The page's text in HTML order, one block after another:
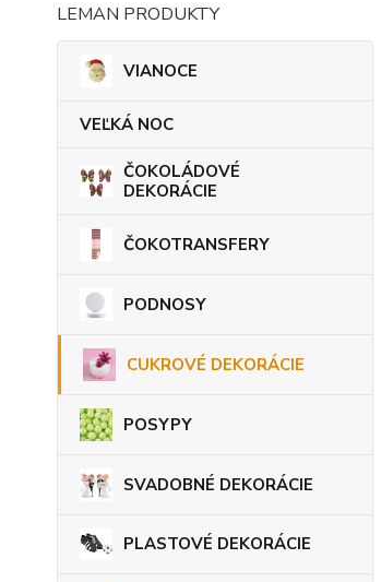
LEMAN PRODUKTY
VIANOCE
VEĽKÁ NOC
ČOKOLÁDOVÉ
DEKORÁCIE
ČOKOTRANSFERY
PODNOSY
CUKROVÉ DEKORÁCIE
POSYPY
SVADOBNÉ DEKORÁCIE
PLASTOVÉ DEKORÁCIE